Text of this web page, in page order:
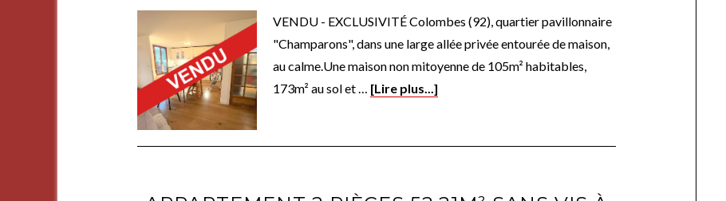
VENDU - EXCLUSIVITÉ Colombes (92), quartier pavillonnaire
"Champarons", dans une large allée privée entourée de maison,
au calme.Une maison non mitoyenne de 105m² habitables,
173m² au sol et … [Lire plus...]